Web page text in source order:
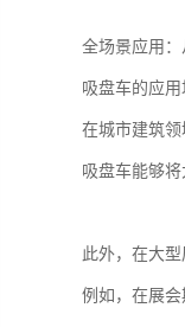
全场景应用
吸盘车的应用
在城市建筑领
吸盘车能够
此外，在大
例如，在展